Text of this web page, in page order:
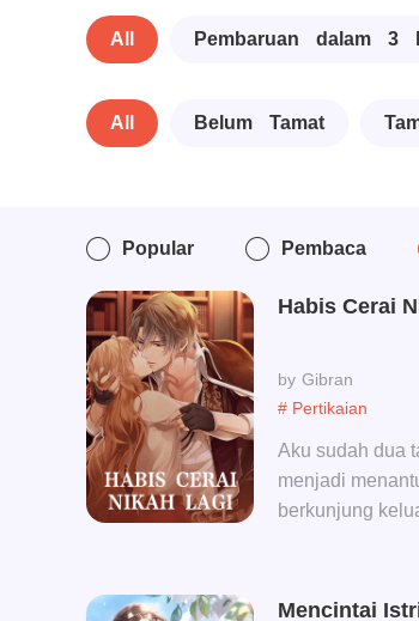
All Pembaruan dalam 3
All Belum Tamat
Popular Pembaca
# Pertikaian
Habis Cerai
Gibran
Aku sudah dua
menjadi
berkunjung
menghormatiku,
Mencintai